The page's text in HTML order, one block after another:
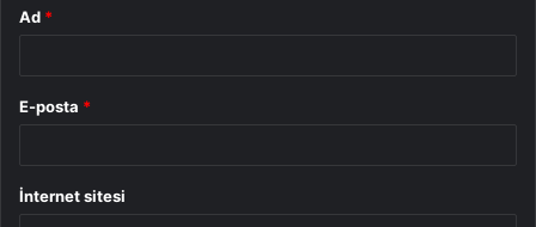
Ad *
E-posta *
İnternet sitesi